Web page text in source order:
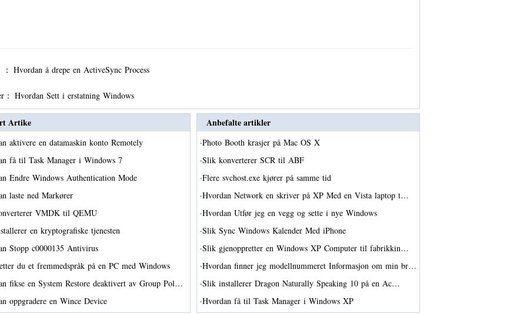
Hvordan å drepe en ActiveSync Process
Hvordan Sett i erstatning Windows
Artike
aktivere en datamaskin konto Remotely
få til Task Manager i Windows 7
Endre Windows Authentication Mode
laste ned Markører
VMDK til QEMU
en kryptografiske tjenesten
Stopp c0000135 Antivirus
du et fremmedspråk på en PC med Windows
fikse en System Restore deaktivert av Group Pol…
oppgradere en Wince Device
Anbefalte artikler
·Photo Booth krasjer på Mac OS X
·Slik konverterer SCR til ABF
·Flere svchost.exe kjører på samme tid
·Hvordan Network en skriver på XP Med en Vista laptop t…
·Hvordan Utfør jeg en vegg og sette i nye Windows
·Slik Sync Windows Kalender Med iPhone
·Slik gjenoppretter en Windows XP Computer til fabrikkin…
·Hvordan finner jeg modellnummeret Informasjon om min br…
·Slik installerer Dragon Naturally Speaking 10 på en Ac…
·Hvordan få til Task Manager i Windows XP